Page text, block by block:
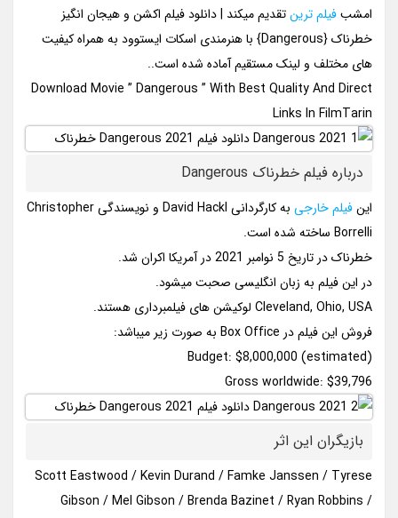
امشبفیلم ترینتقدیم میکند | دانلود فیلم اکشن و هیجان انگیز
خطرناک {Dangerous} با هنرمندی اسکات ایستوود به همراه کیفیت
های مختلف و لینک مستقیم آماده شده است..
Download Movie ” Dangerous ” With Best Quality And Direct
Links In FilmTarin
درباره فیلم خطرناک Dangerous
اینفیلم خارجی
به کارگردانی David Hackl و نویسندگی Christopher
Borrelli ساخته شده است.
خطرناک در تاریخ 5 نوامبر 2021 در آمریکا اکران شد.
در این فیلم به زبان انگلیسی صحبت میشود.
Cleveland, Ohio, USA لوکیشن های فیلمبرداری هستند.
فروش این فیلم در Box Office به صورت زیر میباشد:
Budget: $8,000,000 (estimated)
Gross worldwide: $39,796
بازیگران این اثر
Scott Eastwood / Kevin Durand / Famke Janssen / Tyrese
Gibson / Mel Gibson / Brenda Bazinet / Ryan Robbins /